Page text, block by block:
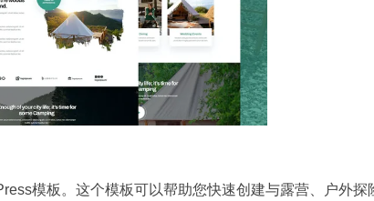
模板。这个模板可以帮助您快速创建与露营、户外探